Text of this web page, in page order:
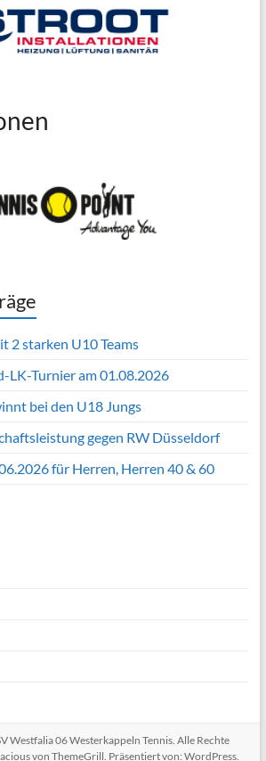
2 starken U10 Teams
LK-Turnier am 01.08.2026
bei den U18 Jungs
gegen RW Düsseldorf
für Herren, Herren 40 & 60
Westfalia 06 Westerkappeln Tennis. Alle Rechte
von ThemeGrill. Präsentiert von:WordPress.